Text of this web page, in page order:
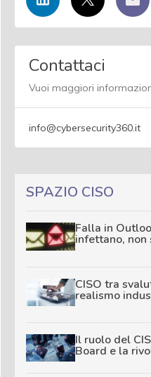
Contattaci
Vuoi maggiori
info@cybersecurity360.it
SPAZIO CISO
Falla in
infettano, non
CISO tra
realismo
Il ruolo del
Board e la